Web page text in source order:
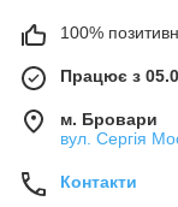
100%
Працює з
м. Бровари
вул. Сергія
Контакти